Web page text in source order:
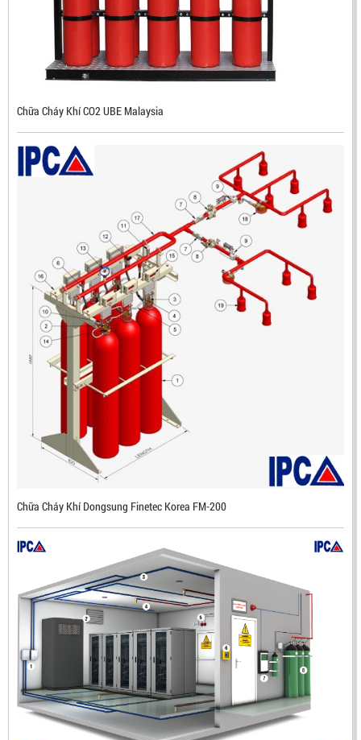
ĐẦU BÁO LỬA CHỐNG NỔ IR3- DX500 (MEKASENTRON
KOREA)
LIÊN HỆ
Mã sản phẩm: DX500
Chữa Cháy Khí CO2 UBE Malaysia
Chữa Cháy Khí Dongsung Finetec Korea FM-200